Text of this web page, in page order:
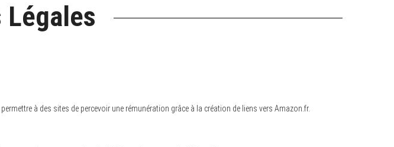
à des sites de percevoir une rémunération grâce à la création de liens vers Amazon.fr.